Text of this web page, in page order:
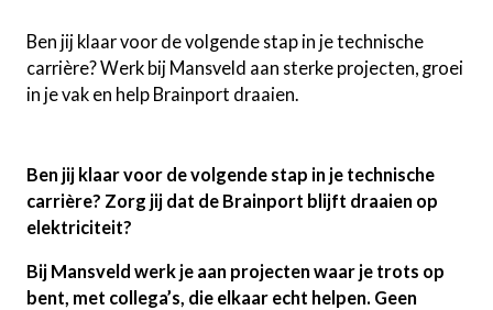
Ben jij klaar voor de volgende stap in je technische
carrière? Werk bij Mansveld aan sterke projecten, groei
in je vak en help Brainport draaien.
Ben jij klaar voor de volgende stap in je technische
carrière? Zorg jij dat de Brainport blijft draaien op
elektriciteit?
Bij Mansveld werk je aan projecten waar je trots op
bent, met collega’s, die elkaar echt helpen. Geen